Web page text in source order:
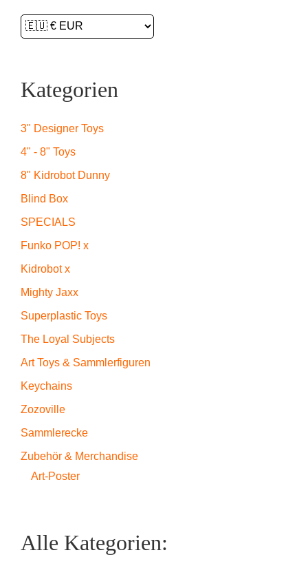
Kategorien
3" Designer Toys
4" - 8" Toys
8" Kidrobot Dunny
Blind Box
SPECIALS
Funko POP! x
Kidrobot x
Mighty Jaxx
Superplastic Toys
The Loyal Subjects
Art Toys & Sammlerfiguren
Keychains
Zozoville
Sammlerecke
Zubehör & Merchandise
Art-Poster
Alle Kategorien: